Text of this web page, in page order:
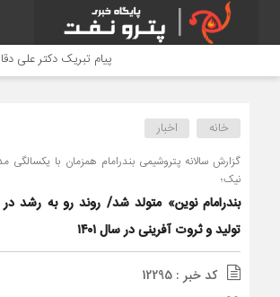
پیام تبریک دکتر علی
خانه اخبار
گزارش سالانه پتروشیمی بندرامام همزمان با یکسالگی
نیک؛
بندرامام نوین» متولد شد/ روند رو به رشد
تولید و ثروت آفرینی در سال ۱۴۰۱
کد خبر : 12295